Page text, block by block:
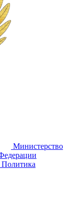
Министерство
Политика